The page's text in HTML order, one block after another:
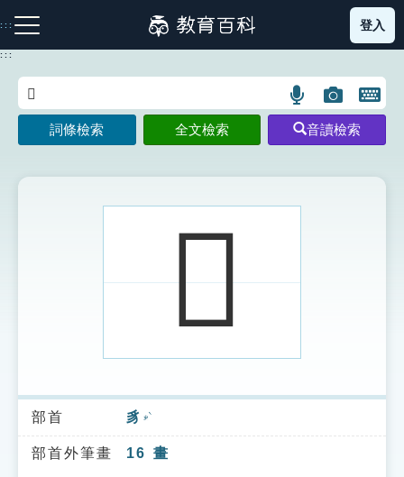
到
主
:::
注音索引圖示 筆畫索引圖示 部首索引表圖示
索引選單
知識索引
登入
:::
語
言
搜
示
圖
片
搜
開
鍵
圖
詞條檢索 全文檢索 音讀檢索
𧴡
部首 豸 ㄓˋ
部首外筆畫 16 畫